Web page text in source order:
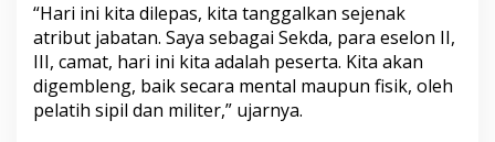
l
e
n
g
u
n
“Hari ini kita dilepas, kita tanggalkan sejenak
atribut jabatan. Saya sebagai Sekda, para eselon II,
III, camat, hari ini kita adalah peserta. Kita akan
digembleng, baik secara mental maupun fisik, oleh
pelatih sipil dan militer,” ujarnya.